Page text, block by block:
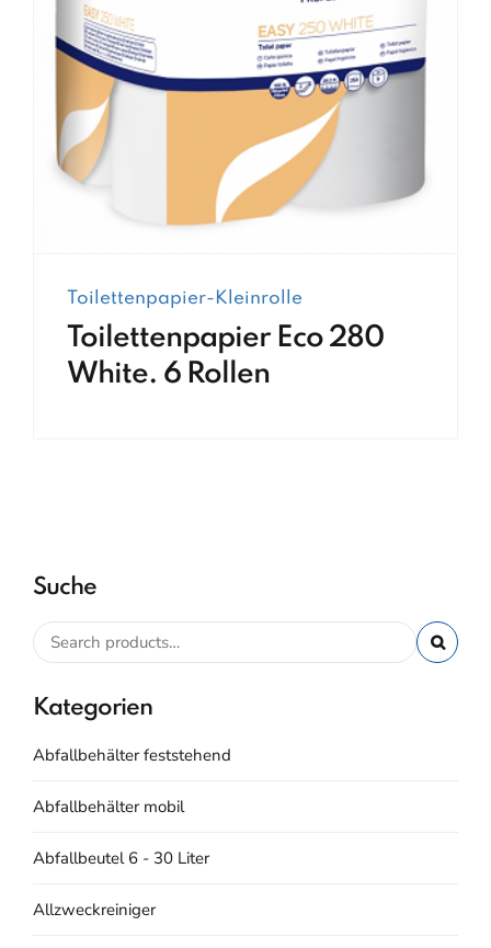
Toilettenpapier-Kleinrolle
Toilettenpapier Eco 280
White. 6 Rollen
Suche
Kategorien
Abfallbehälter feststehend
Abfallbehälter mobil
Abfallbeutel 6 - 30 Liter
Allzweckreiniger